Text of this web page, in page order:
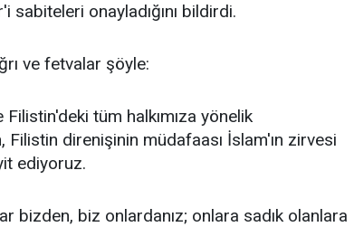
onayladığını bildirdi.
ve fetvalar şöyle:
tüm halkımıza yönelik
Filistin direnişinin müdafaası İslam'ın zirvesi
ediyoruz.
bizden, biz onlardanız; onlara sadık olanlara